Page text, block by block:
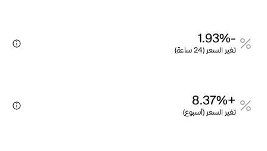
-1.93%
تغير السعر (24 ساعة)
+8.37%
تغير السعر (أسبوع)